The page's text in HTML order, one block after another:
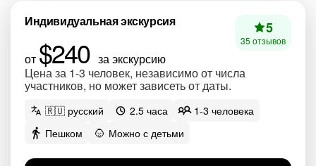
Индивидуальная экскурсия
от $240 за экскурсию
Цена за 1-3 человек, независимо от числа
участников, но может зависеть от даты.
5
35 отзывов
🇷🇺 русский 2.5 часа
1-3 человека
Пешком
Можно с детьми